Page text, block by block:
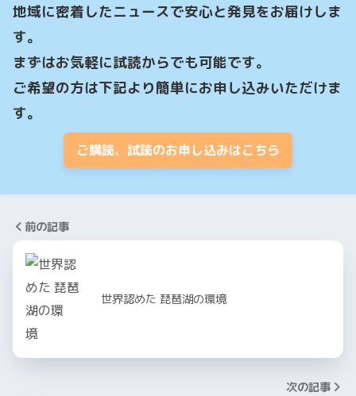
地域に密着したニュースで安心と発見をお届けしま
す。
まずはお気軽に試読からでも可能です。
ご希望の方は下記より簡単にお申し込みいただけま
す。
ご購読、試読のお申し込みはこちら
前の記事
世界認めた 琵琶湖の環境
次の記事